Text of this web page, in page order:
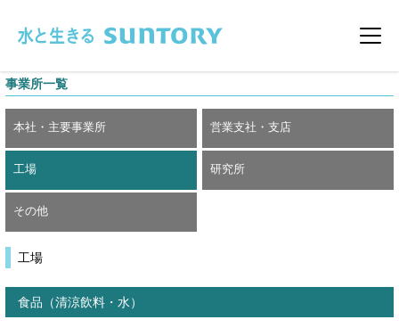
メ
事業所一覧
本社・主要事業所 営業支社・支店
工場 研究所
その他
工場 研究所
工場
食品（清涼飲料・水）